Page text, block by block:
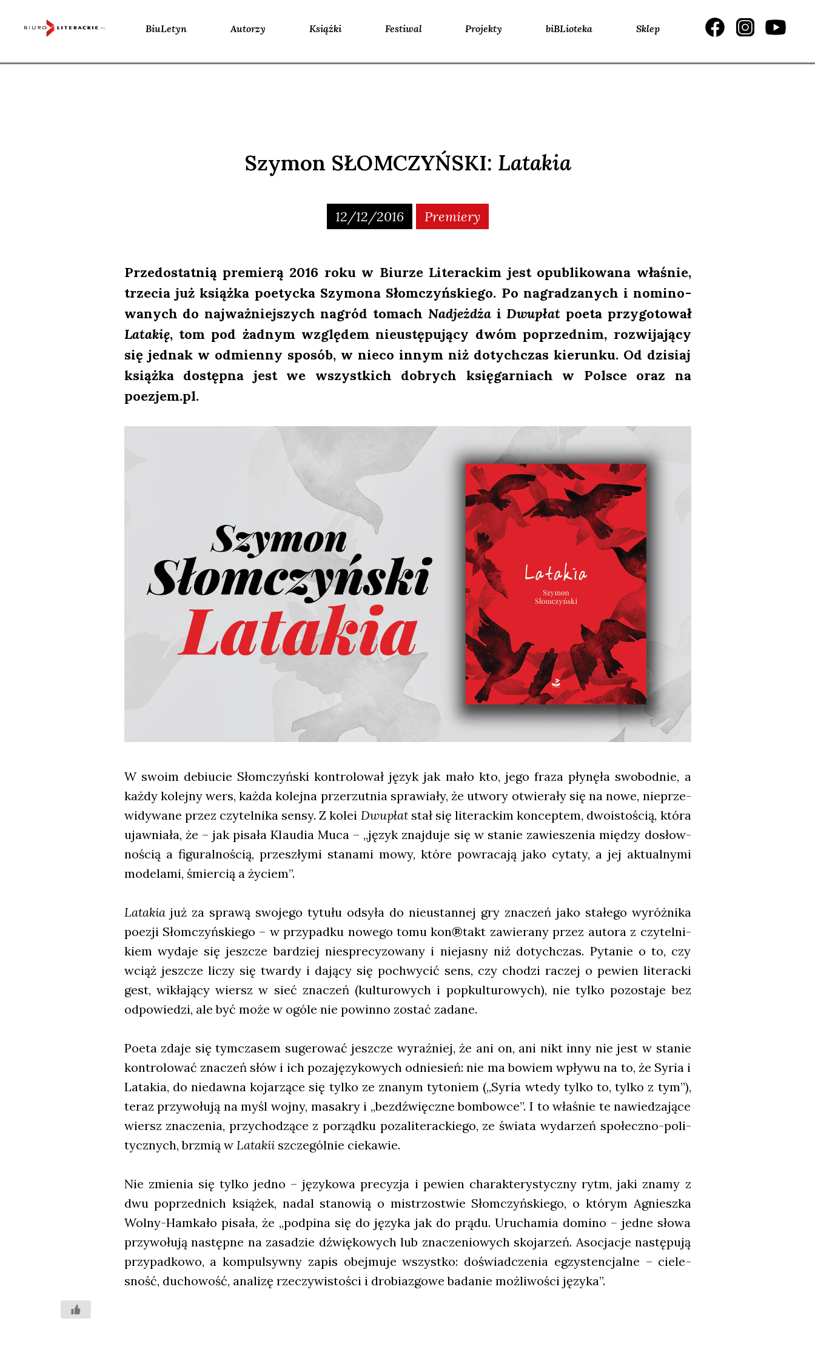
BiuLetyn Autorzy Książki Festiwal Projekty biBLioteka Sklep
Szymon SŁOMCZYŃSKI: Latakia
12/12/2016 Premiery
Przed­ostat­nią pre­mie­rą 2016 roku w Biu­rze Lite­rac­kim jest opu­bli­ko­wa­na wła­śnie,
trze­cia już książ­ka poetyc­ka Szy­mo­na Słom­czyń­skie­go. Po nagra­dza­nych i nomi­no­
wa­nych do naj­waż­niej­szych nagród tomach Nad­jeż­dżaiDwu­płat poeta przy­go­to­wał
Lata­kię, tom pod żad­nym wzglę­dem nie­ustę­pu­ją­cy dwóm poprzed­nim, roz­wi­ja­ją­cy
się jed­nak w odmien­ny spo­sób, w nie­co innym niż dotych­czas kie­run­ku. Od dzi­siaj
książ­ka dostęp­na jest we wszyst­kich dobrych księ­gar­niach w Pol­sce oraz na
poezjem.pl.
W swo­im debiu­cie Słom­czyń­ski kon­tro­lo­wał język jak mało kto, jego fra­za pły­nę­ła swo­bod­nie, a
każ­dy kolej­ny wers, każ­da kolej­na prze­rzut­nia spra­wia­ły, że utwo­ry otwie­ra­ły się na nowe, nie­prze­
wi­dy­wa­ne przez czy­tel­ni­ka sen­sy. Z kolei Dwu­płatstał się lite­rac­kim kon­cep­tem, dwo­isto­ścią, któ­ra
ujaw­nia­ła, że – jak pisa­ła Klau­dia Muca – „język znaj­du­je się w sta­nie zawie­sze­nia mię­dzy dosłow­
no­ścią a figu­ral­no­ścią, prze­szły­mi sta­na­mi mowy, któ­re powra­ca­ją jako cyta­ty, a jej aktu­al­ny­mi
mode­la­mi, śmier­cią a życiem”.
Lata­kiajuż za spra­wą swo­je­go tytu­łu odsy­ła do nie­ustan­nej gry zna­czeń jako sta­łe­go wyróż­ni­ka
poezji Słom­czyń­skie­go – w przy­pad­ku nowe­go tomu kon®takt zawie­ra­ny przez auto­ra z czy­tel­ni­
kiem wyda­je się jesz­cze bar­dziej nie­spre­cy­zo­wa­ny i nie­ja­sny niż dotych­czas. Pyta­nie o to, czy
wciąż jesz­cze liczy się twar­dy i dają­cy się pochwy­cić sens, czy cho­dzi raczej o pewien lite­rac­ki
gest, wikła­ją­cy wiersz w sieć zna­czeń (kul­tu­ro­wych i popkul­tu­ro­wych), nie tyl­ko pozo­sta­je bez
odpo­wie­dzi, ale być może w ogó­le nie powin­no zostać zada­ne.
Poeta zda­je się tym­cza­sem suge­ro­wać jesz­cze wyraź­niej, że ani on, ani nikt inny nie jest w sta­nie
kon­tro­lo­wać zna­czeń słów i ich poza­ję­zy­ko­wych odnie­sień: nie ma bowiem wpły­wu na to, że Syria i
Lata­kia, do nie­daw­na koja­rzą­ce się tyl­ko ze zna­nym tyto­niem („Syria wte­dy tyl­ko to, tyl­ko z tym”),
teraz przy­wo­łu­ją na myśl woj­ny, masa­kry i „bez­dź­więcz­ne bom­bow­ce”. I to wła­śnie te nawie­dza­ją­ce
wiersz zna­cze­nia, przy­cho­dzą­ce z porząd­ku poza­li­te­rac­kie­go, ze świa­ta wyda­rzeń spo­łecz­no-poli­
tycz­nych, brzmią w Lata­kiiszcze­gól­nie cie­ka­wie.
Nie zmie­nia się tyl­ko jed­no – języ­ko­wa pre­cy­zja i pewien cha­rak­te­ry­stycz­ny rytm, jaki zna­my z
dwu poprzed­nich ksią­żek, nadal sta­no­wią o mistrzo­stwie Słom­czyń­skie­go, o któ­rym Agniesz­ka
Wol­ny-Ham­ka­ło pisa­ła, że „pod­pi­na się do języ­ka jak do prą­du. Uru­cha­mia domi­no – jed­ne sło­wa
przy­wo­łu­ją następ­ne na zasa­dzie dźwię­ko­wych lub zna­cze­nio­wych sko­ja­rzeń. Aso­cja­cje nastę­pu­ją
przy­pad­ko­wo, a kom­pul­syw­ny zapis obej­mu­je wszyst­ko: doświad­cze­nia egzy­sten­cjal­ne – cie­le­
sność, ducho­wość, ana­li­zę rze­czy­wi­sto­ści i dro­bia­zgo­we bada­nie moż­li­wo­ści języ­ka”.